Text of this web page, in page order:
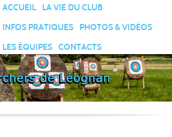
ACCUEIL
LA VIE DU CLUB
INFOS PRATIQUES
PHOTOS & VIDÉOS
LES ÉQUIPES
CONTACTS
cookies